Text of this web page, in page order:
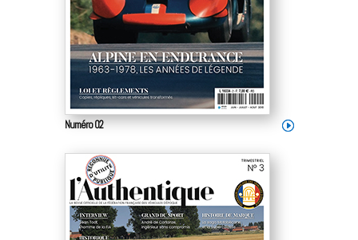
Numéro 02